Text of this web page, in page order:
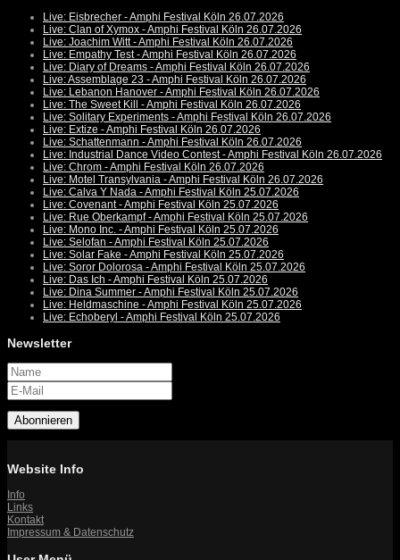
Live: Eisbrecher - Amphi Festival Köln 26.07.2026
Live: Clan of Xymox - Amphi Festival Köln 26.07.2026
Live: Joachim Witt - Amphi Festival Köln 26.07.2026
Live: Empathy Test - Amphi Festival Köln 26.07.2026
Live: Diary of Dreams - Amphi Festival Köln 26.07.2026
Live: Assemblage 23 - Amphi Festival Köln 26.07.2026
Live: Lebanon Hanover - Amphi Festival Köln 26.07.2026
Live: The Sweet Kill - Amphi Festival Köln 26.07.2026
Live: Solitary Experiments - Amphi Festival Köln 26.07.2026
Live: Extize - Amphi Festival Köln 26.07.2026
Live: Schattenmann - Amphi Festival Köln 26.07.2026
Live: Industrial Dance Video Contest - Amphi Festival Köln 26.07.2026
Live: Chrom - Amphi Festival Köln 26.07.2026
Live: Motel Transylvania - Amphi Festival Köln 26.07.2026
Live: Calva Y Nada - Amphi Festival Köln 25.07.2026
Live: Covenant - Amphi Festival Köln 25.07.2026
Live: Rue Oberkampf - Amphi Festival Köln 25.07.2026
Live: Mono Inc. - Amphi Festival Köln 25.07.2026
Live: Selofan - Amphi Festival Köln 25.07.2026
Live: Solar Fake - Amphi Festival Köln 25.07.2026
Live: Soror Dolorosa - Amphi Festival Köln 25.07.2026
Live: Das Ich - Amphi Festival Köln 25.07.2026
Live: Dina Summer - Amphi Festival Köln 25.07.2026
Live: Heldmaschine - Amphi Festival Köln 25.07.2026
Live: Echoberyl - Amphi Festival Köln 25.07.2026
Newsletter
Abonnieren
Website Info
Info
Links
Kontakt
Impressum & Datenschutz